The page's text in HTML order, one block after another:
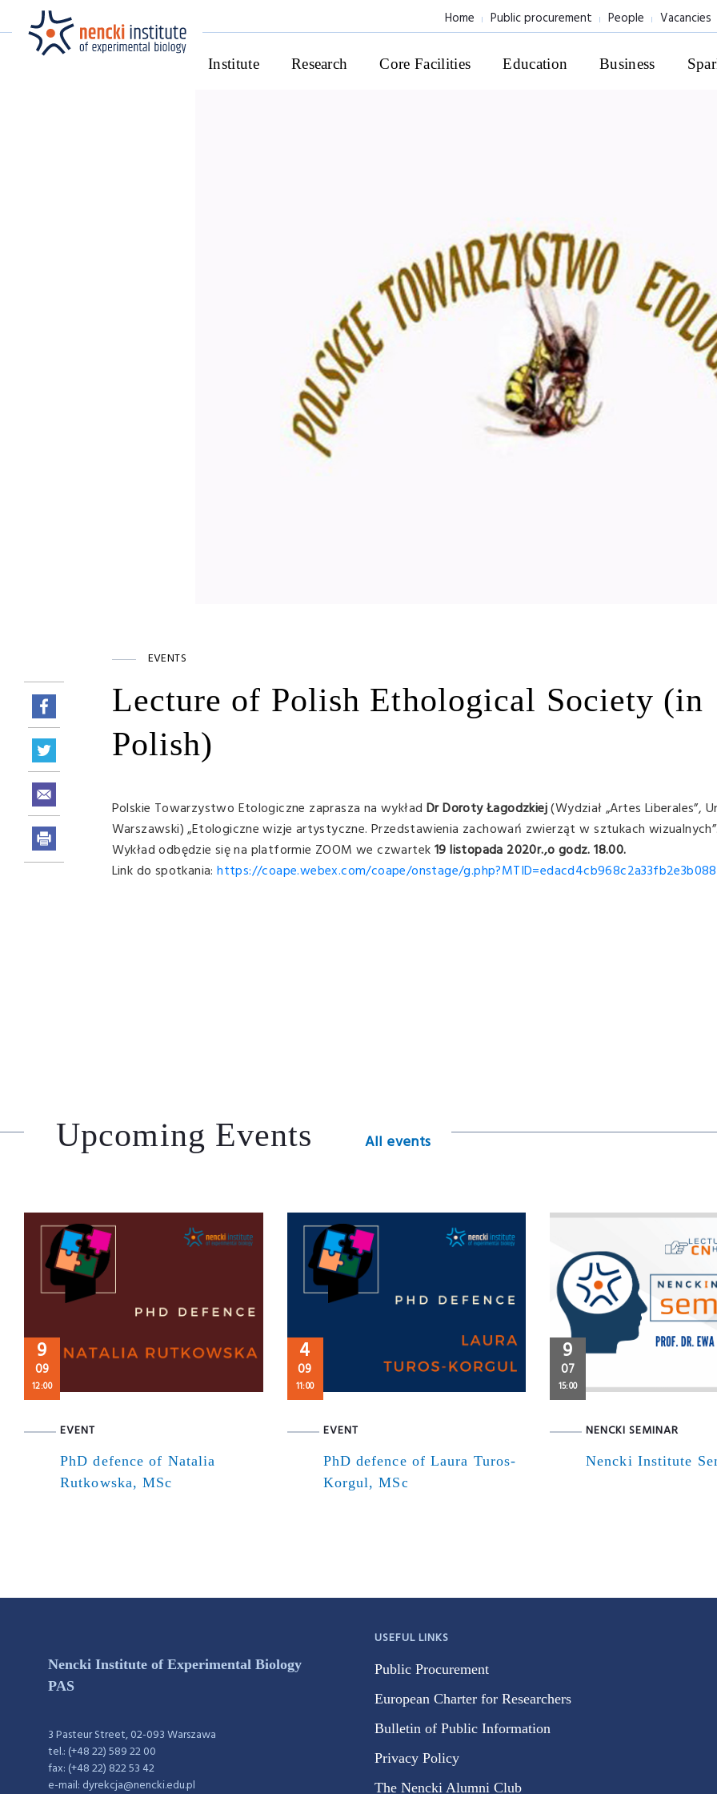
Home Public procurement People Vacancies
Institute Research Core Facilities Education Business
EVENTS
Lecture of Polish Ethological Society (in
Polish)
Polskie Towarzystwo Etologiczne zaprasza na wykład Dr Doroty Łagodzkiej(Wydział „Artes Liberales”,
Warszawski) „Etologiczne wizje artystyczne. Przedstawienia zachowań zwierząt w sztukach
Wykład odbędzie się na platformie ZOOM we czwartek19 listopada 2020r.,o godz. 18.00.
Link do spotkania:https://coape.webex.com/coape/onstage/g.php?MTID=
Upcoming Events All events
9
09
12:00
EVENT
PhD defence of Natalia
Rutkowska, MSc
4
09
11:00
EVENT
PhD defence of Laura Turos-
Korgul, MSc
9
07
15:00
NENCKI SEMINAR
Nencki Institute
Nencki Institute of Experimental Biology
PAS
3 Pasteur Street, 02-093 Warszawa
tel.: (+48 22) 589 22 00
fax: (+48 22) 822 53 42
e-mail: dyrekcja@nencki.edu.pl
USEFUL LINKS
Public Procurement
European Charter for Researchers
Bulletin of Public Information
Privacy Policy
The Nencki Alumni Club